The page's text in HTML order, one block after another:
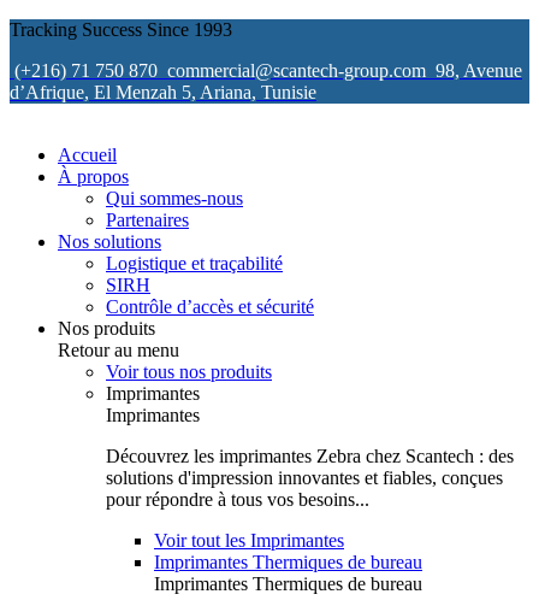
Tracking Success Since 1993
(+216) 71 750 870 commercial@scantech-group.com 98, Avenue
d’Afrique, El Menzah 5, Ariana, Tunisie
Accueil
À propos
Qui sommes-nous
Partenaires
Nos solutions
Logistique et traçabilité
SIRH
Contrôle d’accès et sécurité
Nos produits
Retour au menu
Voir tous nos produits
Imprimantes
Imprimantes
Découvrez les imprimantes Zebra chez Scantech : des
solutions d'impression innovantes et fiables, conçues
pour répondre à tous vos besoins...
Voir tout les Imprimantes
Imprimantes Thermiques de bureau
Imprimantes Thermiques de bureau